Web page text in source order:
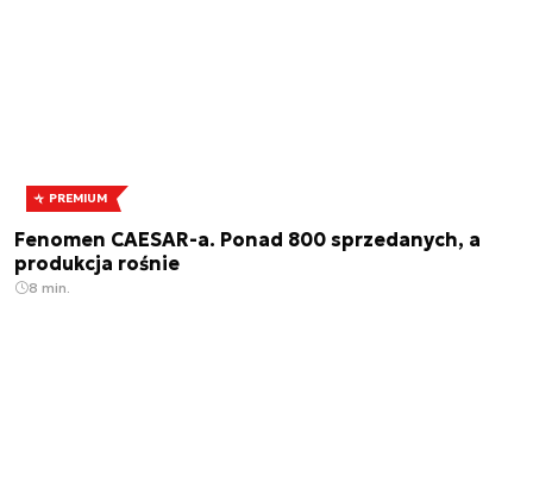
PREMIUM
Fenomen CAESAR-a. Ponad 800 sprzedanych, a
produkcja rośnie
8 min.